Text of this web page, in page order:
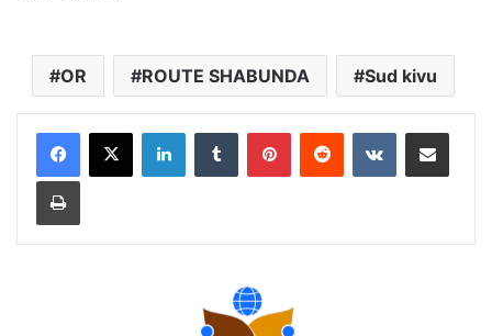
OR ROUTE SHABUNDA Sud kivu